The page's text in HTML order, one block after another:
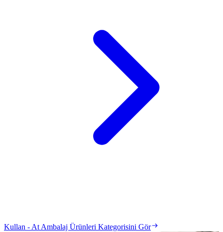
Kullan - At Ambalaj Ürünleri Kategorisini Gör